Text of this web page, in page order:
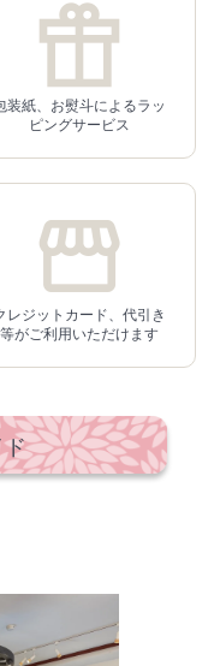
装紙、お熨斗によるラッ
ピングサービス
レジットカード、代引き
等がご利用いただけます